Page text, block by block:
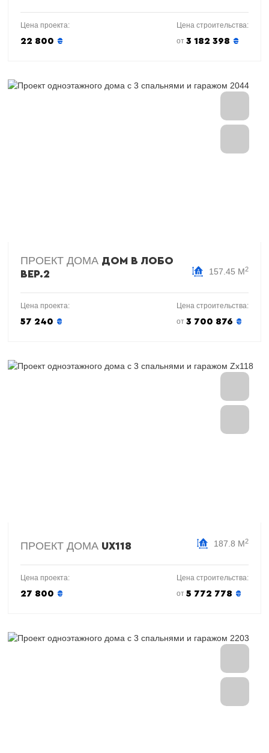
Цена проекта:
22 800 ₴
Цена строительства:
от 3 182 398 ₴
ПРОЕКТ ДОМА ДОМ В ЛОБО
ВЕР.2
157.45 М2
Цена проекта:
57 240 ₴
Цена строительства:
от 3 700 876 ₴
ПРОЕКТ ДОМА UX118 187.8 М2
Цена проекта:
27 800 ₴
Цена строительства:
от 5 772 778 ₴